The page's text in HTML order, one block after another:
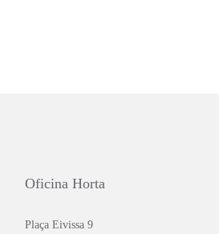
Oficina Horta
Plaça Eivissa 9